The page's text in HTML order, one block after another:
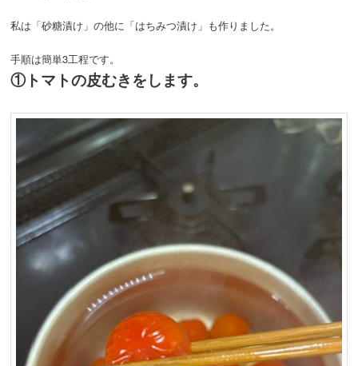
私は「砂糖漬け」の他に「はちみつ漬け」も作りました。
手順は簡単3工程です。
①トマトの皮むきをします。